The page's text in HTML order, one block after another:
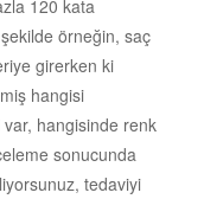
120 kata
örneğin, saç
girerken ki
hangisi
var, hangisinde renk
sonucunda
tedaviyi